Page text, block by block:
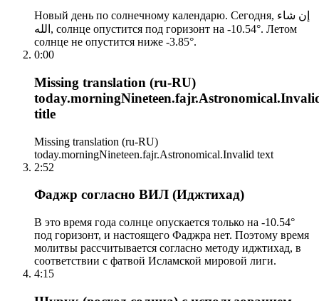
Новый день по солнечному календарю. Сегодня, إن شاء
الله, солнце опустится под горизонт на -10.54°. Летом
солнце не опустится ниже -3.85°.
0:00
Missing translation (ru-RU)
title
Missing translation (ru-RU)
today.morningNineteen.fajr.Astronomical.Invalid text
2:52
Фаджр согласно ВИЛ (Иджтихад)
В это время года солнце опускается только на -10.54°
под горизонт, и настоящего Фаджра нет. Поэтому время
молитвы рассчитывается согласно методу иджтихад, в
соответствии с фатвой Исламской мировой лиги.
4:15